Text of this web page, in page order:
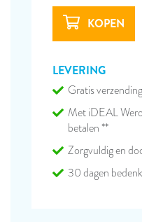
LEVERING
Gratis
Met iDEAL
betalen **
Zorgvuldig en
30 dagen